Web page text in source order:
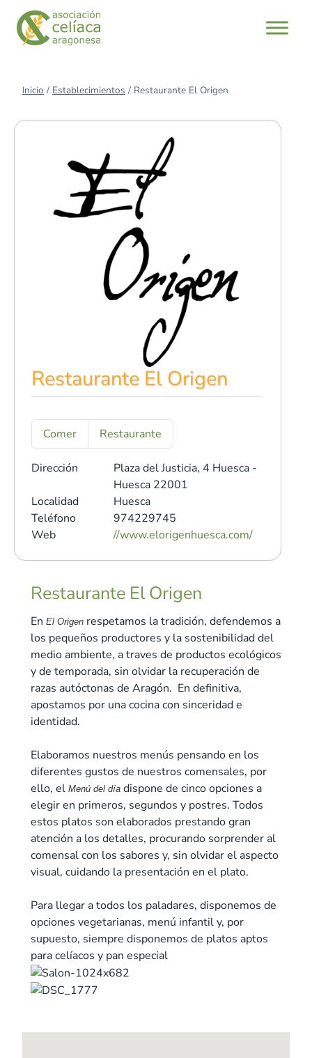
Saltar
contenido
Inicio / Establecimientos / Restaurante El Origen
Restaurante El Origen
Comer Restaurante
Dirección Plaza del Justicia, 4 Huesca -
Huesca 22001
Localidad
Huesca
Teléfono
974229745
Web
//www.elorigenhuesca.com/
Restaurante El Origen
En El Origen respetamos la tradición, defendemos a
los pequeños productores y la sostenibilidad del
medio ambiente, a traves de productos ecológicos
y de temporada, sin olvidar la recuperación de
razas autóctonas de Aragón. En definitiva,
apostamos por una cocina con sinceridad e
identidad.
Elaboramos nuestros menús pensando en los
diferentes gustos de nuestros comensales, por
ello, el Menú del día dispone de cinco opciones a
elegir en primeros, segundos y postres. Todos
estos platos son elaborados prestando gran
atención a los detalles, procurando sorprender al
comensal con los sabores y, sin olvidar el aspecto
visual, cuidando la presentación en el plato.
Para llegar a todos los paladares, disponemos de
opciones vegetarianas, menú infantil y, por
supuesto, siempre disponemos de platos aptos
para celíacos y pan especial